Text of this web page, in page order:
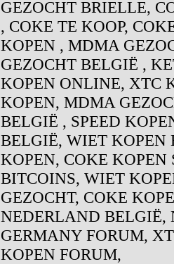
GEZOCHT BRIELLE,
, COKE TE KOOP,
KOPEN , MDMA
GEZOCHT BELGIË ,
KOPEN ONLINE, XTC
KOPEN, MDMA
BELGIË , SPEED
BELGIË, WIET KOPEN
KOPEN, COKE
BITCOINS, WIET
GEZOCHT, COKE
NEDERLAND BELGIË,
GERMANY FORUM,
KOPEN FORUM,